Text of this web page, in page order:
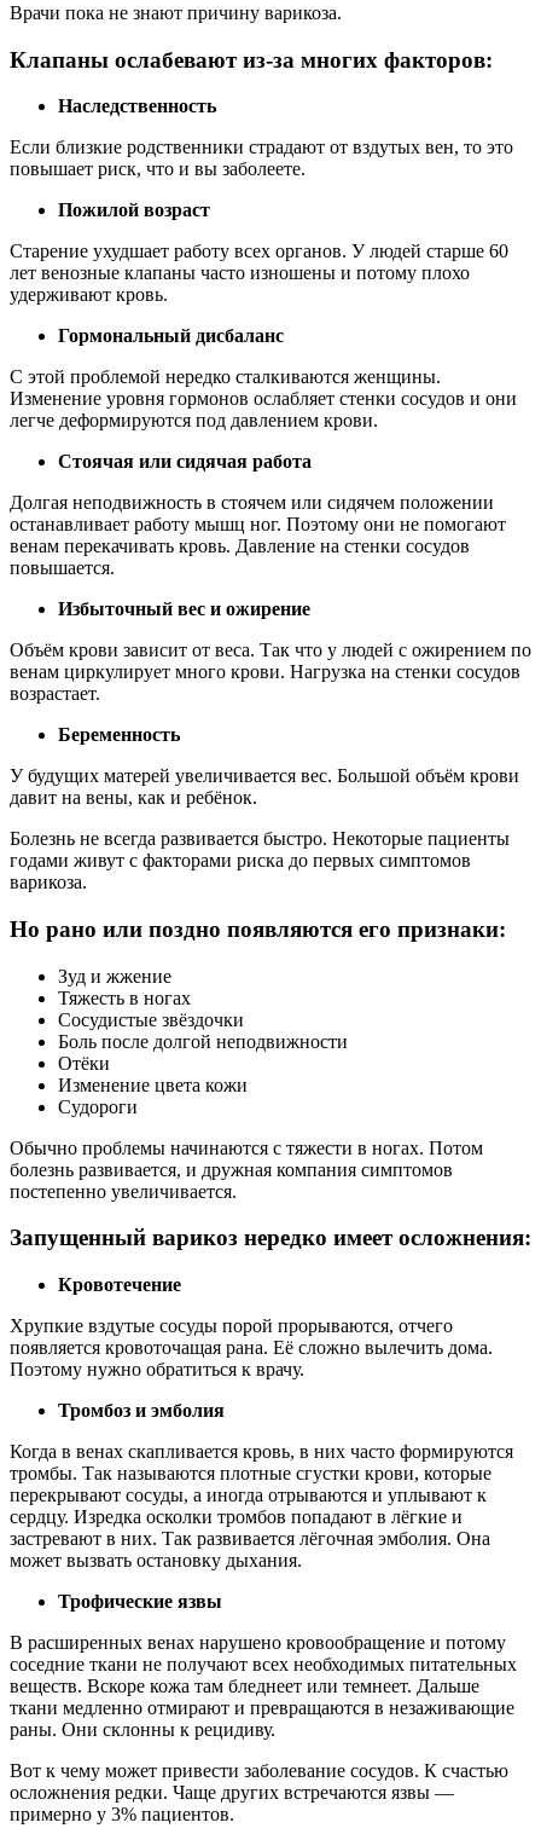
Врачи пока не знают причину варикоза.
Клапаны ослабевают из-за многих факторов:
Наследственность
Если близкие родственники страдают от вздутых вен, то это
повышает риск, что и вы заболеете.
Пожилой возраст
Старение ухудшает работу всех органов. У людей старше 60
лет венозные клапаны часто изношены и потому плохо
удерживают кровь.
Гормональный дисбаланс
С этой проблемой нередко сталкиваются женщины.
Изменение уровня гормонов ослабляет стенки сосудов и они
легче деформируются под давлением крови.
Стоячая или сидячая работа
Долгая неподвижность в стоячем или сидячем положении
останавливает работу мышц ног. Поэтому они не помогают
венам перекачивать кровь. Давление на стенки сосудов
повышается.
Избыточный вес и ожирение
Объём крови зависит от веса. Так что у людей с ожирением по
венам циркулирует много крови. Нагрузка на стенки сосудов
возрастает.
Беременность
У будущих матерей увеличивается вес. Большой объём крови
давит на вены, как и ребёнок.
Болезнь не всегда развивается быстро. Некоторые пациенты
годами живут с факторами риска до первых симптомов
варикоза.
Но рано или поздно появляются его признаки:
Зуд и жжение
Тяжесть в ногах
Сосудистые звёздочки
Боль после долгой неподвижности
Отёки
Изменение цвета кожи
Судороги
Обычно проблемы начинаются с тяжести в ногах. Потом
болезнь развивается, и дружная компания симптомов
постепенно увеличивается.
Запущенный варикоз нередко имеет осложнения:
Кровотечение
Хрупкие вздутые сосуды порой прорываются, отчего
появляется кровоточащая рана. Её сложно вылечить дома.
Поэтому нужно обратиться к врачу.
Тромбоз и эмболия
Когда в венах скапливается кровь, в них часто формируются
тромбы. Так называются плотные сгустки крови, которые
перекрывают сосуды, а иногда отрываются и уплывают к
сердцу. Изредка осколки тромбов попадают в лёгкие и
застревают в них. Так развивается лёгочная эмболия. Она
может вызвать остановку дыхания.
Трофические язвы
В расширенных венах нарушено кровообращение и потому
соседние ткани не получают всех необходимых питательных
веществ. Вскоре кожа там бледнеет или темнеет. Дальше
ткани медленно отмирают и превращаются в незаживающие
раны. Они склонны к рецидиву.
Вот к чему может привести заболевание сосудов. К счастью
осложнения редки. Чаще других встречаются язвы —
примерно у 3% пациентов.